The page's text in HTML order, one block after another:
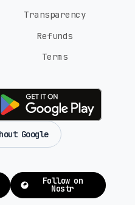
Transparency
Refunds
Terms
Google
Follow on
Nostr